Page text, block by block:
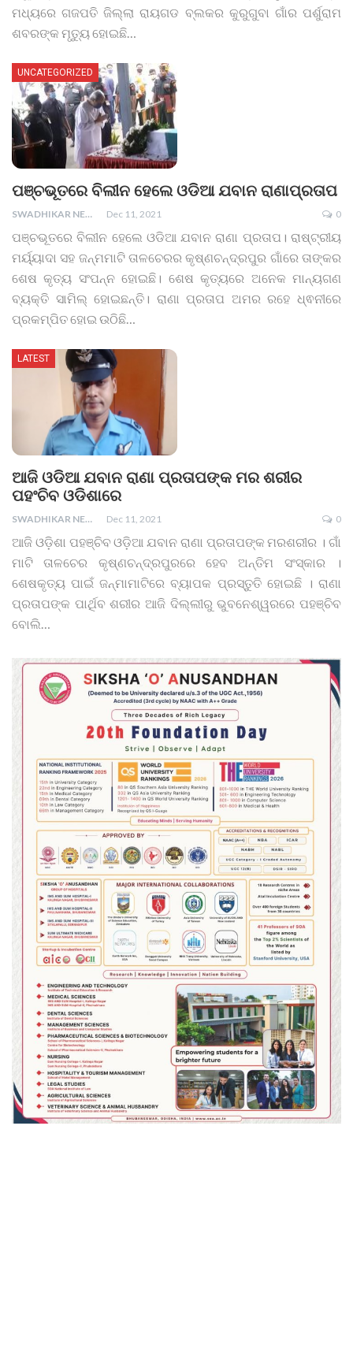
ମଧ୍ୟରେ ଗଜପତି ଜିଲ୍ଲା ରାୟଗଡ ବ୍ଲକର କୁରୁଗୁବା ଗାଁର ପର୍ଶୁରାମ
ଶବରଙ୍କ ମୃତ୍ୟୁ ହୋଇଛି
UNCATEGORIZED
ପଞ୍ଚଭୂତରେ ବିଲୀନ ହେଲେ ଓଡିଆ ଯବାନ ରାଣାପ୍ରତାପ
SWADHIKAR NEWS Dec 11, 2021 0
ପଞ୍ଚଭୂତରେ ବିଲୀନ ହେଲେ ଓଡିଆ ଯବାନ ରାଣା ପ୍ରତାପ। ରାଷ୍ଟ୍ରୀୟ
ମର୍ୟ୍ୟାଦା ସହ ଜନ୍ମମାଟି ତାଳଚେରର କୃଷ୍ଣଚନ୍ଦ୍ରପୁର ଗାଁରେ ତାଙ୍କର
ଶେଷ କୃତ୍ୟ ସଂପନ୍ନ ହୋଇଛି। ଶେଷ କୃତ୍ୟରେ ଅନେକ ମାନ୍ୟଗଣ
ବ୍ୟକ୍ତି ସାମିଲ୍ ହୋଇଛନ୍ତି। ରାଣା ପ୍ରତାପ ଅମର ରହେ ଧ୍ଵନୀରେ
ପ୍ରକମ୍ପିତ ହୋଇ ଉଠିଛି…
LATEST
ଆଜି ଓଡିଆ ଯବାନ ରାଣା ପ୍ରତାପଙ୍କ ମର ଶରୀର
ପହଂଚିବ ଓଡିଶାରେ
SWADHIKAR NEWS Dec 11, 2021 0
ଆଜି ଓଡ଼ିଶା ପହଞ୍ଚିବ ଓଡ଼ିଆ ଯବାନ ରାଣା ପ୍ରତାପଙ୍କ ମରଶରୀର । ଗାଁ
ମାଟି ତାଳଚେର କୃଷ୍ଣଚନ୍ଦ୍ରପୁରରେ ହେବ ଅନ୍ତିମ ସଂସ୍କାର ।
ଶେଷକୃତ୍ୟ ପାଇଁ ଜନ୍ମାମାଟିରେ ବ୍ୟାପକ ପ୍ରସ୍ତୁତି ହୋଇଛି । ରାଣା
ପ୍ରତାପଙ୍କ ପାର୍ଥିବ ଶରୀର ଆଜି ଦିଲ୍ଲୀରୁ ଭୁବନେଶ୍ୱରରେ ପହଞ୍ଚିବ
ବୋଲି